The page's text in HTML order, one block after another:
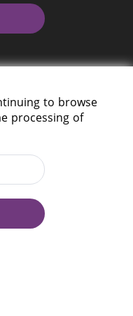
Minsk,
to browse
processing of